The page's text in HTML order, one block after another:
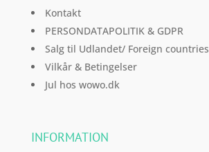
Kontakt
PERSONDATAPOLITIK & GDPR
Salg til Udlandet/ Foreign countries
Vilkår & Betingelser
Jul hos wowo.dk
INFORMATION